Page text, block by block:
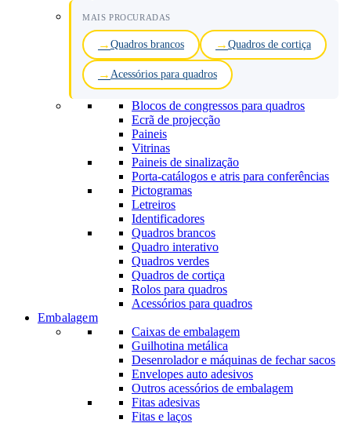
MAIS PROCURADAS
Quadros brancos Quadros de cortiça
Acessórios para quadros
Blocos de congressos para quadros
Ecrã de projecção
Paineis
Vitrinas
Paineis de sinalização
Porta-catálogos e atris para conferências
Pictogramas
Letreiros
Identificadores
Quadros brancos
Quadro interativo
Quadros verdes
Quadros de cortiça
Rolos para quadros
Acessórios para quadros
Embalagem
Caixas de embalagem
Guilhotina metálica
Desenrolador e máquinas de fechar sacos
Envelopes auto adesivos
Outros acessórios de embalagem
Fitas adesivas
Fitas e laços